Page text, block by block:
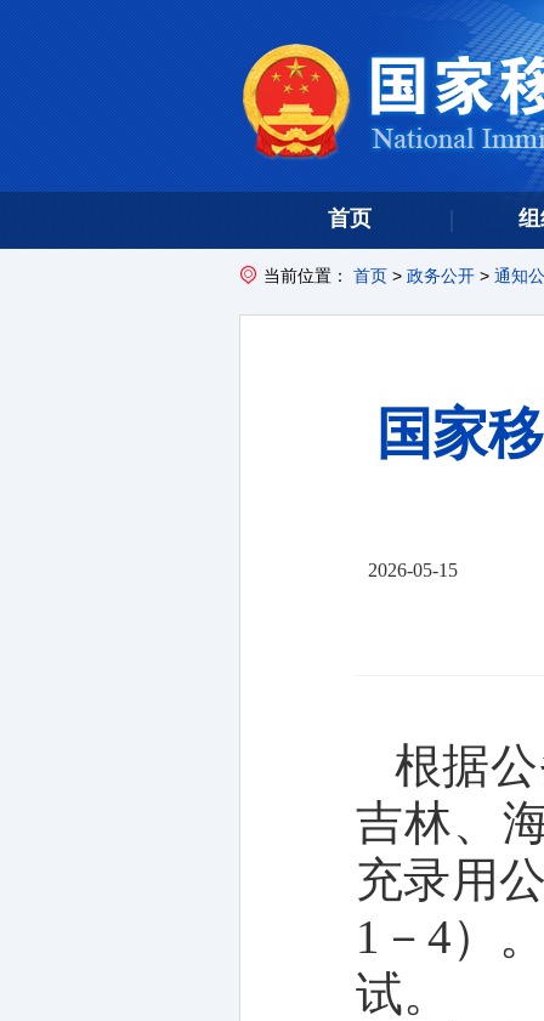
首页
当前位置： 首页> 政务公开> 通知
国家
2026-05-15
根据
吉林、
充录用
1－4）
试。